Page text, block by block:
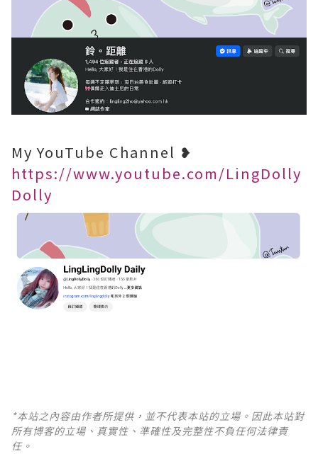
My YouTube Channel ❥
https://www.youtube.com/LingDolly
Dolly
*本站之內容由作者所提供，並不代表本站的立場。因此本站對
所有博客的立場、真實性、準確性及完整性不負任何法律責
任。